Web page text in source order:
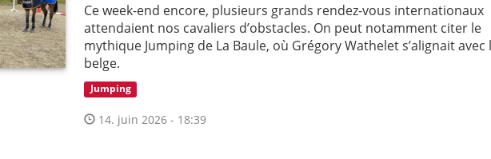
Ce week-end encore, plusieurs grands rendez-vous internationaux
attendaient nos cavaliers d’obstacles. On peut notamment citer le
mythique Jumping de La Baule, où Grégory Wathelet s’alignait avec
belge.
Jumping
14. juin 2026 - 18:39